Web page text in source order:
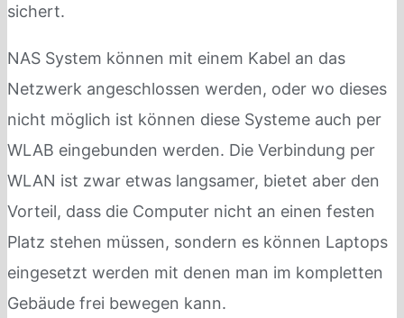
sichert.
NAS System können mit einem Kabel an das
Netzwerk angeschlossen werden, oder wo dieses
nicht möglich ist können diese Systeme auch per
WLAB eingebunden werden. Die Verbindung per
WLAN ist zwar etwas langsamer, bietet aber den
Vorteil, dass die Computer nicht an einen festen
Platz stehen müssen, sondern es können Laptops
eingesetzt werden mit denen man im kompletten
Gebäude frei bewegen kann.